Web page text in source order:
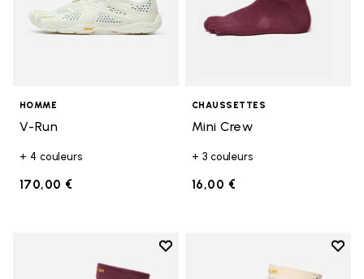
HOMME
V-Run
+ 4 couleurs
170,00 €
CHAUSSETTES
Mini Crew
+ 3 couleurs
16,00 €
Add to wishlist
Add to wishlist Crew
Add